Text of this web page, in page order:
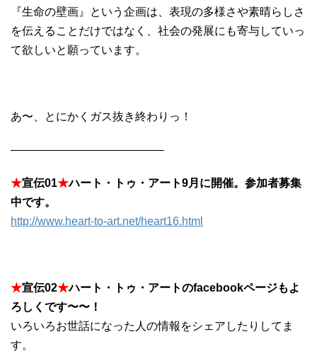
『生命の壁画』という企画は、表現の多様さや素晴らしさ
を伝えることだけではなく、社会の発展にも寄与していっ
て欲しいと願っています。
あ〜、とにかくガス抜き終わりっ！
—————————————–
★宣伝01★ハート・トゥ・アート9月に開催。参加者募集
中です。
http://www.heart-to-art.net/heart16.html
★宣伝02★ハート・トゥ・アートのfacebookページもよ
ろしくです〜〜！
いろいろお世話になった人の情報をシェアしたりしてま
す。